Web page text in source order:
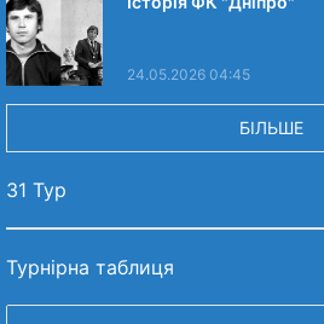
24.05.2026 04:45
БІЛЬШЕ
31 Тур
Турнірна таблиця